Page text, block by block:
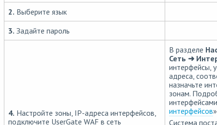
2. Выберите язык
3. Задайте пароль
4. Настройте зоны, IP-адреса интерфейсов,
подключите UserGate WAF в сеть
В разделе
Сеть ➜
интерфейсы,
адреса,
назначьте
зонам.
интерфейсов
Система